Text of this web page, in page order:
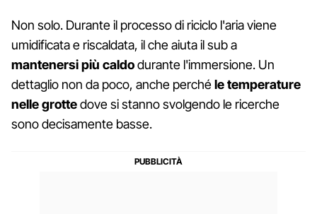
Non solo. Durante il processo di riciclo l'aria viene
umidificata e riscaldata, il che aiuta il sub a
mantenersi più caldodurante l'immersione. Un
dettaglio non da poco, anche perchéle temperature
nelle grottedove si stanno svolgendo le ricerche
sono decisamente basse.